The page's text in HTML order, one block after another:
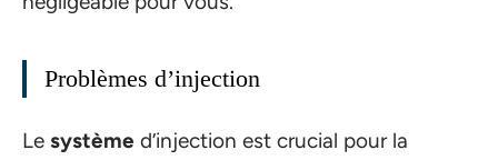
Problèmes d’injection
Le système d’injection est crucial pour la